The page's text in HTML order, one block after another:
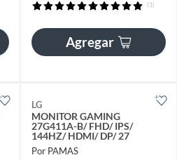
(1)
Agregar
LG
MONITOR GAMING
27G411A-B/ FHD/ IPS/
144HZ/ HDMI/ DP/ 27
Por PAMAS